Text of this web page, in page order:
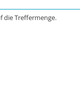
die Treffermenge.